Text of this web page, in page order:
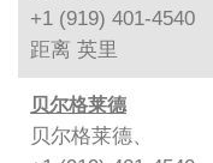
+1 (919) 401-4540
距离 英里
贝尔格莱德
贝尔格莱德、